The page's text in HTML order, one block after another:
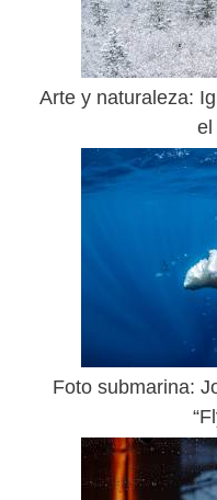
Arte y naturaleza:
el
Foto submarina: